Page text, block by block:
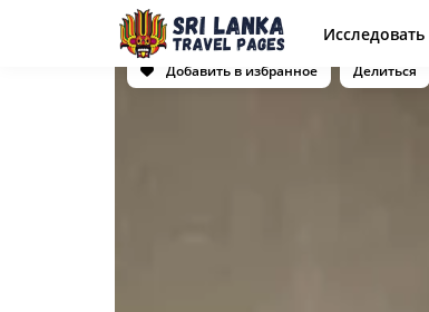
Исследовать
Добавить в избранное
Делиться